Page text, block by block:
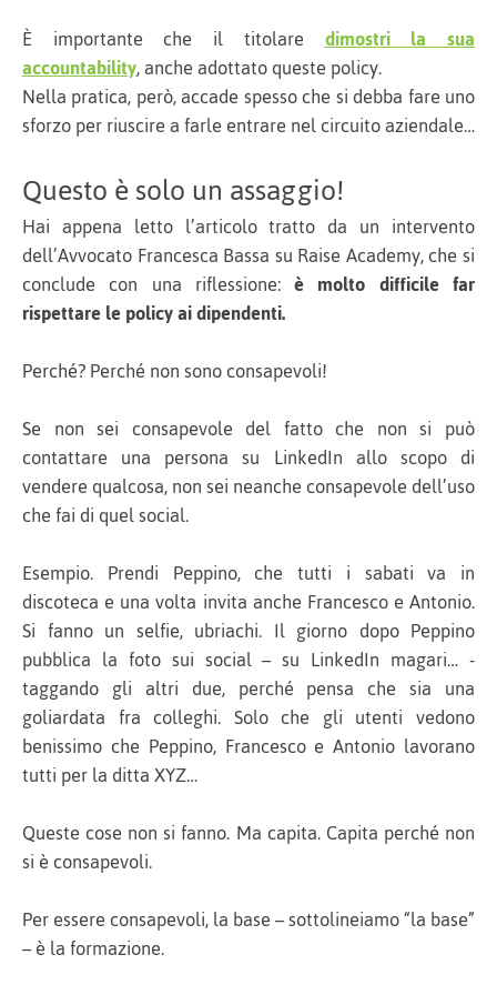
È importante che il titolaredimostri la sua
accountability, anche adottato queste policy.
Nella pratica, però, accade spesso che si debba fare uno
sforzo per riuscire a farle entrare nel circuito aziendale…
Questo è solo un assaggio!
Hai appena letto l’articolo tratto da un intervento
dell’Avvocato Francesca Bassa su Raise Academy, che si
conclude con una riflessione:è molto difficile far
rispettare le policy ai dipendenti.
Perché? Perché non sono consapevoli!
Se non sei consapevole del fatto che non si può
contattare una persona su LinkedIn allo scopo di
vendere qualcosa, non sei neanche consapevole dell’uso
che fai di quel social.
Esempio. Prendi Peppino, che tutti i sabati va in
discoteca e una volta invita anche Francesco e Antonio.
Si fanno un selfie, ubriachi. Il giorno dopo Peppino
pubblica la foto sui social – su LinkedIn magari… -
taggando gli altri due, perché pensa che sia una
goliardata fra colleghi. Solo che gli utenti vedono
benissimo che Peppino, Francesco e Antonio lavorano
tutti per la ditta XYZ…
Queste cose non si fanno. Ma capita. Capita perché non
si è consapevoli.
Per essere consapevoli, la base – sottolineiamo “la base”
– è la formazione.